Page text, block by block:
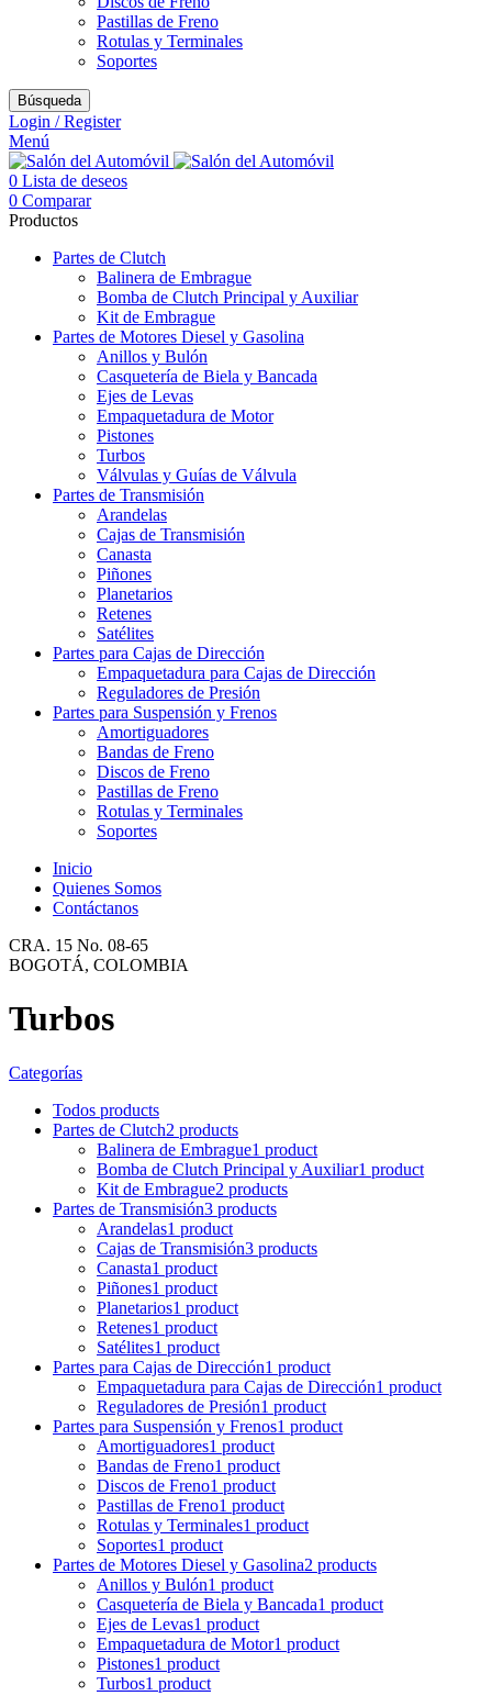
Pastillas de Freno
Rotulas y Terminales
Soportes
Búsqueda
Login / Register
Menú
0 Lista de deseos
0 Comparar
Productos
Partes de Clutch
Balinera de Embrague
Bomba de Clutch Principal y Auxiliar
Kit de Embrague
Partes de Motores Diesel y Gasolina
Anillos y Bulón
Casquetería de Biela y Bancada
Ejes de Levas
Empaquetadura de Motor
Pistones
Turbos
Válvulas y Guías de Válvula
Partes de Transmisión
Arandelas
Cajas de Transmisión
Canasta
Piñones
Planetarios
Retenes
Satélites
Partes para Cajas de Dirección
Empaquetadura para Cajas de Dirección
Reguladores de Presión
Partes para Suspensión y Frenos
Amortiguadores
Bandas de Freno
Discos de Freno
Pastillas de Freno
Rotulas y Terminales
Soportes
Inicio
Quienes Somos
Contáctanos
CRA. 15 No. 08-65
BOGOTÁ, COLOMBIA
Turbos
Categorías
Todos products
Partes de Clutch2 products
Balinera de Embrague1 product
Bomba de Clutch Principal y Auxiliar1 product
Kit de Embrague2 products
Partes de Transmisión3 products
Arandelas1 product
Cajas de Transmisión3 products
Canasta1 product
Piñones1 product
Planetarios1 product
Retenes1 product
Satélites1 product
Partes para Cajas de Dirección1 product
Empaquetadura para Cajas de Dirección1 product
Reguladores de Presión1 product
Partes para Suspensión y Frenos1 product
Amortiguadores1 product
Bandas de Freno1 product
Discos de Freno1 product
Pastillas de Freno1 product
Rotulas y Terminales1 product
Soportes1 product
Partes de Motores Diesel y Gasolina2 products
Anillos y Bulón1 product
Casquetería de Biela y Bancada1 product
Ejes de Levas1 product
Empaquetadura de Motor1 product
Pistones1 product
Turbos1 product